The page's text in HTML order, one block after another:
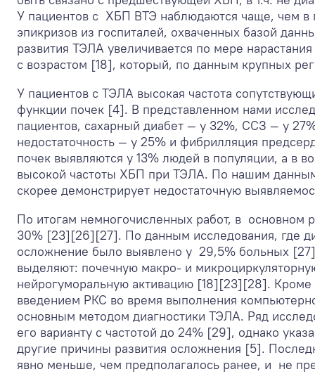
У пациентов с ХБП ВТЭ наблюдаются чаще, чем в
эпикризов из госпиталей, охваченных базой
развития ТЭЛА увеличивается по мере
с возрастом [18], который, по данным крупных
У пациентов с ТЭЛА высокая частота
функции почек [4]. В представленном нами
пациентов, сахарный диабет — у 32%, ССЗ — у
недостаточность — у 25% и фибрилляция
почек выявляются у 13% людей в популяции, а в
высокой частоты ХБП при ТЭЛА. По нашим
скорее демонстрирует недостаточную
По итогам немногочисленных работ, в основном
30% [23][26][27]. По данным исследования, где
осложнение было выявлено у 29,5% больных
выделяют: почечную макро- и
нейрогуморальную активацию [18][23][28].
введением РКС во время выполнения
основным методом диагностики ТЭЛА. Ряд
его варианту с частотой до 24% [29], однако
другие причины развития осложнения [5].
явно меньше, чем предполагалось ранее, и не